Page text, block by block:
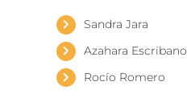
Sandra Jara
Azahara Escribano
Rocío Romero